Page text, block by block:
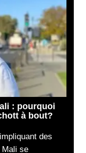
: pourquoi
à bout?
des
Mali se